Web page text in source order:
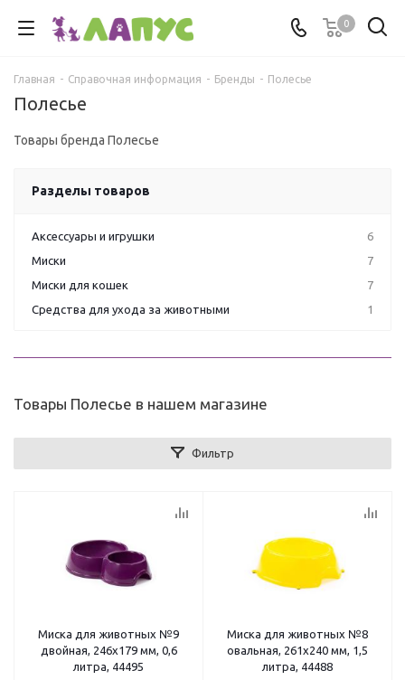
0
Главная - Справочная информация - Бренды - Полесье
Полесье
Товары бренда Полесье
Разделы товаров
Аксессуары и игрушки
6
Миски
7
Миски для кошек
7
Средства для ухода за животными
1
Товары Полесье в нашем магазине
Фильтр
Миска для животных №9
двойная, 246х179 мм, 0,6
литра, 44495
Миска для животных №8
овальная, 261х240 мм, 1,5
литра, 44488